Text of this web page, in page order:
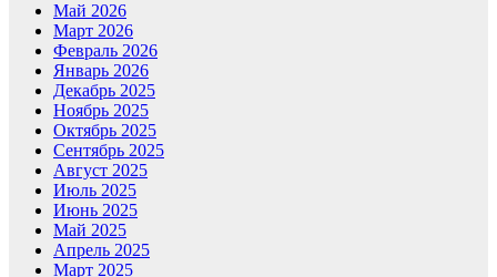
Май 2026
Март 2026
Февраль 2026
Январь 2026
Декабрь 2025
Ноябрь 2025
Октябрь 2025
Сентябрь 2025
Август 2025
Июль 2025
Июнь 2025
Май 2025
Апрель 2025
Март 2025